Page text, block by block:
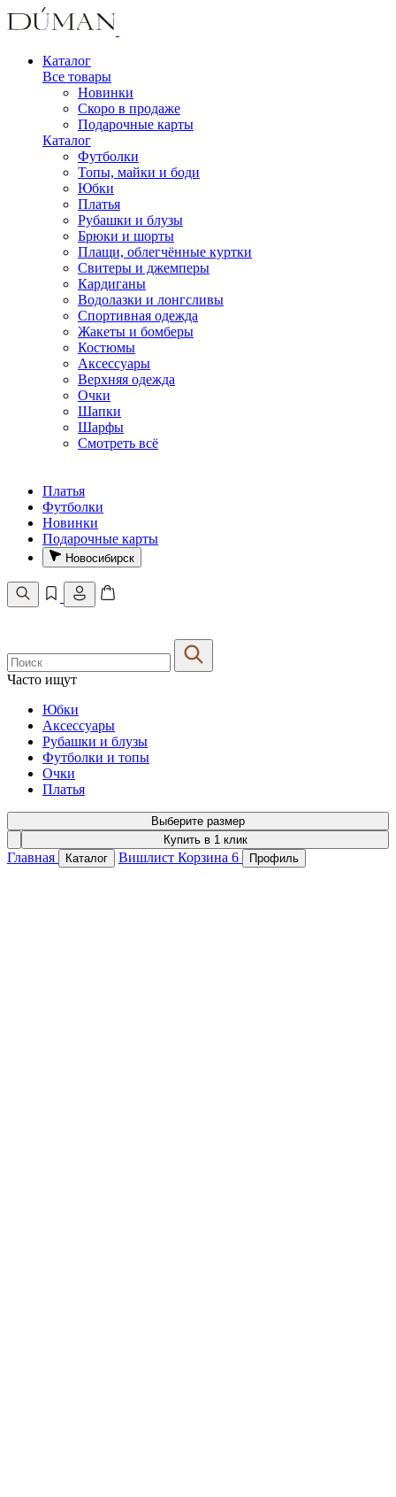
Каталог
Все товары
Новинки
Скоро в продаже
Подарочные карты
Каталог
Футболки
Топы, майки и боди
Юбки
Платья
Рубашки и блузы
Брюки и шорты
Плащи, облегчённые куртки
Свитеры и джемперы
Кардиганы
Водолазки и лонгсливы
Спортивная одежда
Жакеты и бомберы
Костюмы
Аксессуары
Верхняя одежда
Очки
Шапки
Шарфы
Смотреть всё
Платья
Футболки
Новинки
Подарочные карты
Новосибирск
Часто ищут
Юбки
Аксессуары
Рубашки и блузы
Футболки и топы
Очки
Платья
Выберите размер
Купить в 1 клик
Главная Каталог Вишлист Корзина 6 Профиль